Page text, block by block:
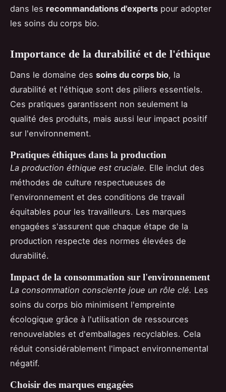
dans les recommandations d'experts pour adopter
les soins du corps bio.
Importance de la durabilité et de l'éthique
Dans le domaine des soins du corps bio, la
durabilité et l'éthique sont des piliers essentiels.
Ces pratiques garantissent non seulement la
qualité des produits, mais aussi leur impact positif
sur l'environnement.
Pratiques éthiques dans la production
La production éthique est cruciale. Elle inclut des
méthodes de culture respectueuses de
l'environnement et des conditions de travail
équitables pour les travailleurs. Les marques
engagées s'assurent que chaque étape de la
production respecte des normes élevées de
durabilité.
Impact de la consommation sur l'environnement
La consommation consciente joue un rôle clé. Les
soins du corps bio minimisent l'empreinte
écologique grâce à l'utilisation de ressources
renouvelables et d'emballages recyclables. Cela
réduit considérablement l'impact environnemental
négatif.
Choisir des marques engagées